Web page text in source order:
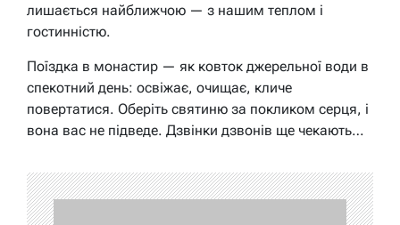
лишається найближчою — з нашим теплом і
гостинністю.
Поїздка в монастир — як ковток джерельної води в
спекотний день: освіжає, очищає, кличе
повертатися. Оберіть святиню за покликом серця, і
вона вас не підведе. Дзвінки дзвонів ще чекають…